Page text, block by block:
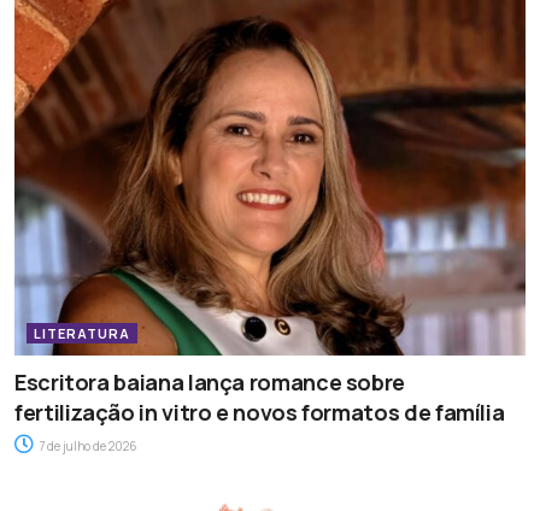
LITERATURA
Escritora baiana lança romance sobre
fertilização in vitro e novos formatos de família
7 de julho de 2026